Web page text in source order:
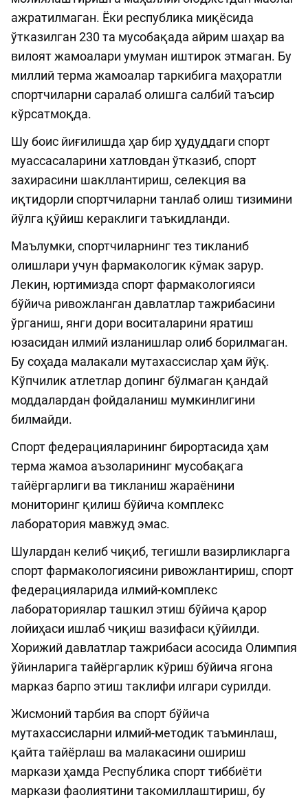
ажратилмаган. Ёки республика миқёсида
ўтказилган 230 та мусобақада айрим шаҳар ва
вилоят жамоалари умуман иштирок этмаган. Бу
миллий терма жамоалар таркибига маҳоратли
спортчиларни саралаб олишга салбий таъсир
кўрсатмоқда.
Шу боис йиғилишда ҳар бир ҳудуддаги спорт
муассасаларини хатловдан ўтказиб, спорт
захирасини шакллантириш, селекция ва
иқтидорли спортчиларни танлаб олиш тизимини
йўлга қўйиш кераклиги таъкидланди.
Маълумки, спортчиларнинг тез тикланиб
олишлари учун фармакологик кўмак зарур.
Лекин, юртимизда спорт фармакологияси
бўйича ривожланган давлатлар тажрибасини
ўрганиш, янги дори воситаларини яратиш
юзасидан илмий изланишлар олиб борилмаган.
Бу соҳада малакали мутахассислар ҳам йўқ.
Кўпчилик атлетлар допинг бўлмаган қандай
моддалардан фойдаланиш мумкинлигини
билмайди.
Спорт федерацияларининг бирортасида ҳам
терма жамоа аъзоларининг мусобақага
тайёргарлиги ва тикланиш жараёнини
мониторинг қилиш бўйича комплекс
лаборатория мавжуд эмас.
Шулардан келиб чиқиб, тегишли вазирликларга
спорт фармакологиясини ривожлантириш, спорт
федерацияларида илмий-комплекс
лабораториялар ташкил этиш бўйича қарор
лойиҳаси ишлаб чиқиш вазифаси қўйилди.
Хорижий давлатлар тажрибаси асосида Олимпия
ўйинларига тайёргарлик кўриш бўйича ягона
марказ барпо этиш таклифи илгари сурилди.
Жисмоний тарбия ва спорт бўйича
мутахассисларни илмий-методик таъминлаш,
қайта тайёрлаш ва малакасини ошириш
маркази ҳамда Республика спорт тиббиёти
маркази фаолиятини такомиллаштириш, бу